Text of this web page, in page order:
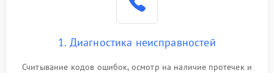
1700 ₽
циркуляционным насосом
2100 ₽ Подробнее →
1. Диагностика неисправностей
Считывание кодов ошибок, осмотр на наличие протечек и